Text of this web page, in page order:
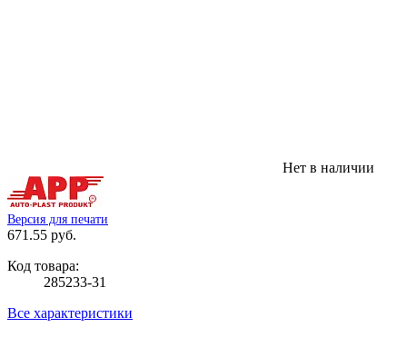
Нет в наличии
Версия для печати
671.55 руб.
Код товара:
285233-31
Все характеристики